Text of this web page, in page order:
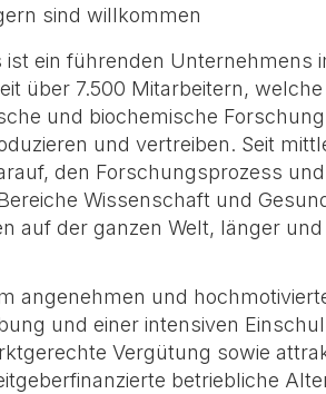
sind willkommen
ist ein führenden Unternehmens
über 7.500 Mitarbeitern, welche
und biochemische
und vertreiben. Seit
den Forschungsprozess und
Wissenschaft und
auf der ganzen Welt, länger
angenehmen und
und einer intensiven
Vergütung sowie
betriebliche